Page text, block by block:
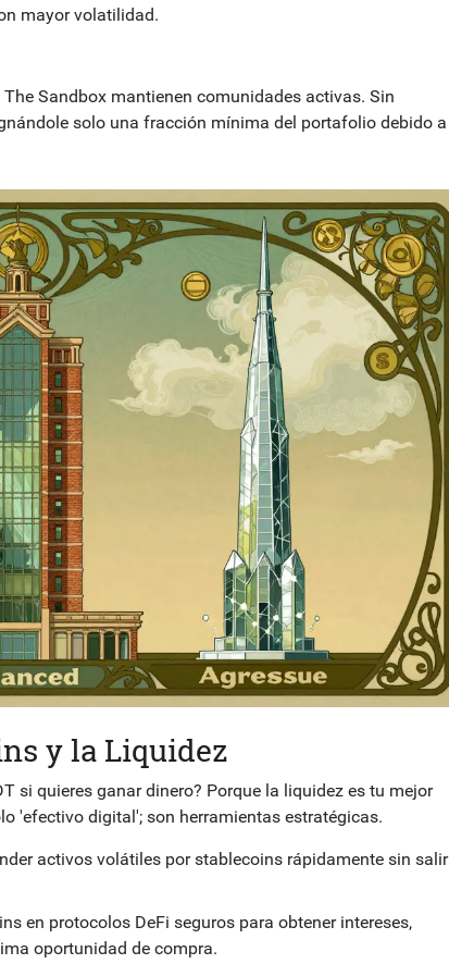
mayor volatilidad.
The Sandbox mantienen comunidades activas. Sin
solo una fracción mínima del portafolio debido a
y la Liquidez
si quieres ganar dinero? Porque la liquidez es tu mejor
'efectivo digital'; son herramientas estratégicas.
activos volátiles por stablecoins rápidamente sin salir
en protocolos DeFi seguros para obtener intereses,
oportunidad de compra.